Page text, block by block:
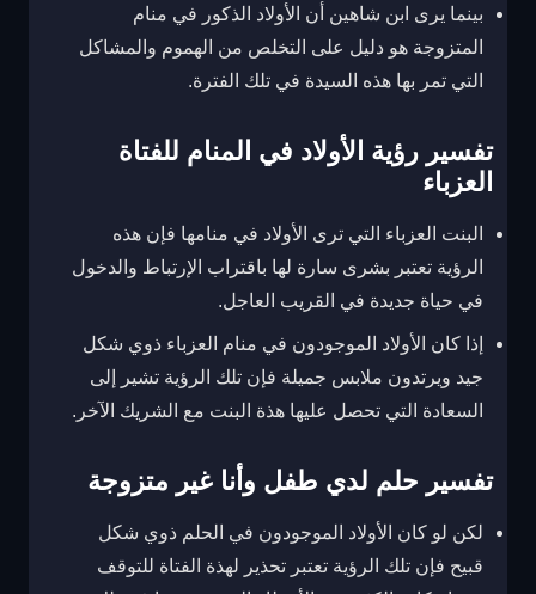
بينما يرى ابن شاهين أن الأولاد الذكور في منام
المتزوجة هو دليل على التخلص من الهموم والمشاكل
التي تمر بها هذه السيدة في تلك الفترة.
تفسير رؤية الأولاد في المنام للفتاة
العزباء
البنت العزباء التي ترى الأولاد في منامها فإن هذه
الرؤية تعتبر بشرى سارة لها باقتراب الإرتباط والدخول
في حياة جديدة في القريب العاجل.
إذا كان الأولاد الموجودون في منام العزباء ذوي شكل
جيد ويرتدون ملابس جميلة فإن تلك الرؤية تشير إلى
السعادة التي تحصل عليها هذة البنت مع الشريك الآخر.
تفسير حلم لدي طفل وأنا غير متزوجة
لكن لو كان الأولاد الموجودون في الحلم ذوي شكل
قبيح فإن تلك الرؤية تعتبر تحذير لهذة الفتاة للتوقف